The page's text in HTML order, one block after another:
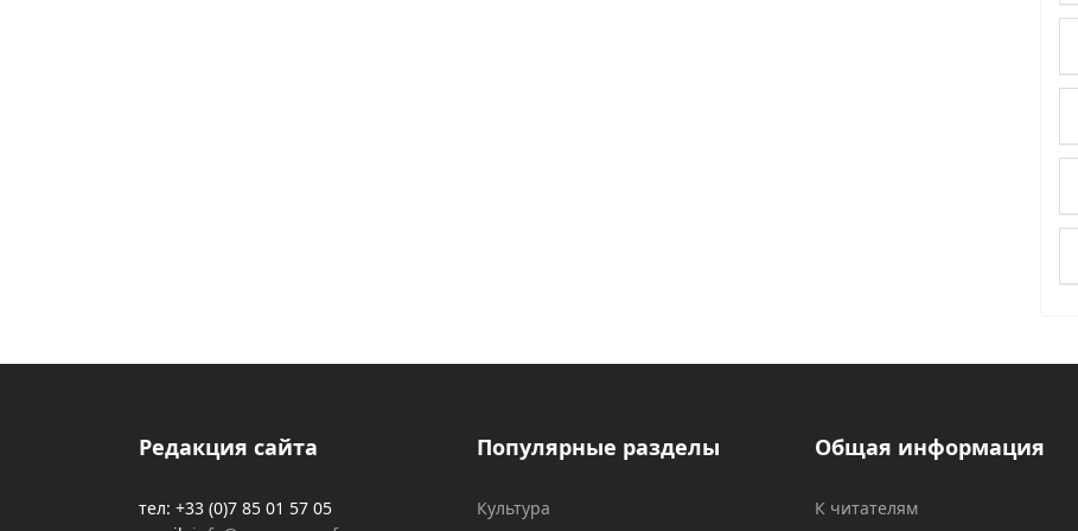
Редакция сайта
тел: +33 (0)7 85 01 57 05
Популярные разделы
Культура
Общая информация
К читателям